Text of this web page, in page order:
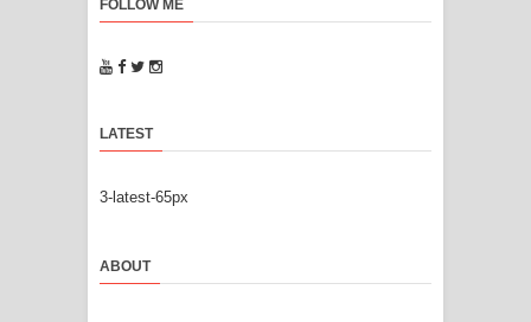
FOLLOW ME
LATEST
3-latest-65px
ABOUT